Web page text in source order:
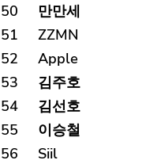
50
만만세
51
ZZMN
52
Apple
53
김주호
54
김선호
55
이승철
56
Siil